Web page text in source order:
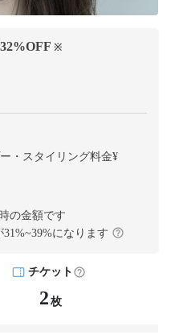
32%OFF ※
・スタイリング料金¥
時の金額です
31%~39%になります
チケット
2 枚